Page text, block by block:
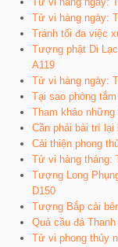
Tử vi hàng ngày:
Tránh tối đa việc
Tượng phật Di
A119
Tử vi hàng ngày:
Tại sao phòng
Tham khảo
Cần phải bài trí lại
Cải thiện phong
Tử vi hàng tháng:
Tượng Long
D150
Tượng Bắp cải
Quả cầu đá
Tử vi phong thủy